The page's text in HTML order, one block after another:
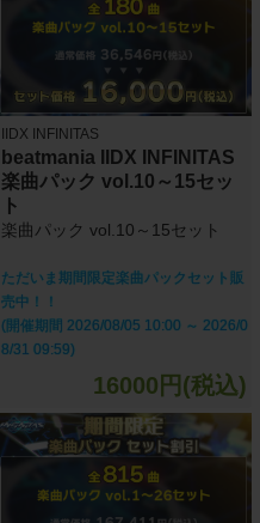
IIDX INFINITAS
beatmania IIDX INFINITAS
楽曲パック vol.10～15セッ
ト
楽曲パック vol.10～15セット
ただいま期間限定楽曲パックセット販
売中！！
(開催期間 2026/08/05 10:00 ～ 2026/0
8/31 09:59)
16000円(税込)